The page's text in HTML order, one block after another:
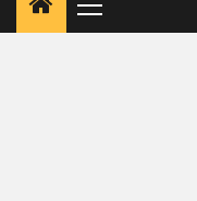
Primary
Menu